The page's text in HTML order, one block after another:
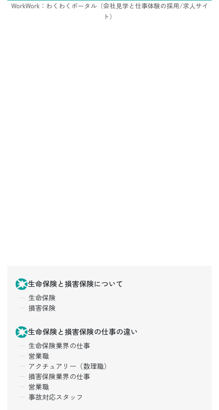
WorkWork：わくわくポータル（会社見学と仕事体験の採用/求人サイ
ト）
生命保険と損害保険について
生命保険
損害保険
生命保険と損害保険の仕事の違い
生命保険業界の仕事
営業職
アクチュアリー（数理職）
損害保険業界の仕事
営業職
事故対応スタッフ